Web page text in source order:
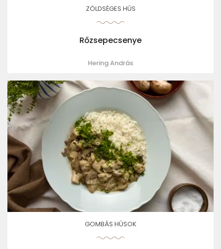
ZÖLDSÉGES HÚS
Rőzsepecsenye
Hering András
GOMBÁS HÚSOK